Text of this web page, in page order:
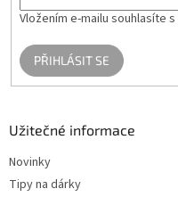
Vložením e-mailu souhlasíte s
PŘIHLÁSIT SE
Užitečné informace
Novinky
Tipy na dárky